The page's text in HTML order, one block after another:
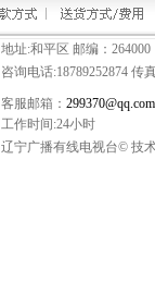
地址:和平区 邮编：264000
咨询电话:18789252874 传
客服邮箱： 299370@qq.com
工作时间:24小时
辽宁广播有线电视台© 技